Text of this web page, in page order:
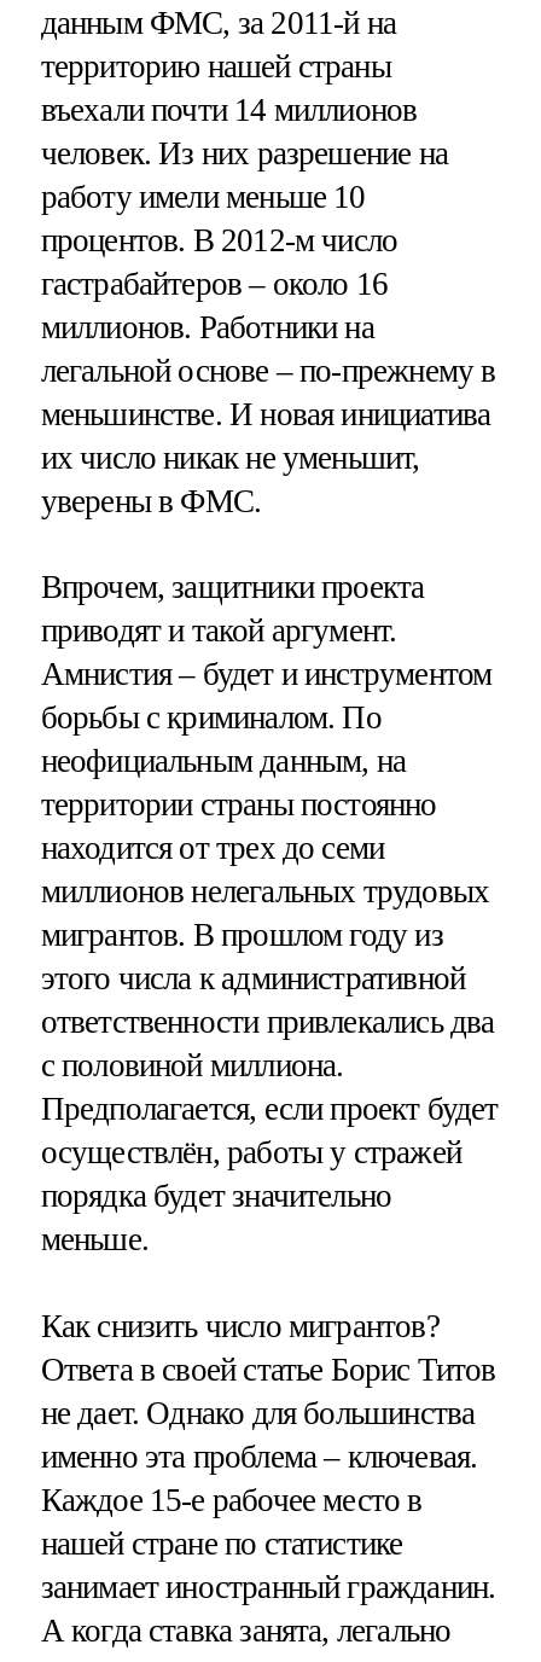
данным ФМС, за 2011-й на
территорию нашей страны
въехали почти 14 миллионов
человек. Из них разрешение на
работу имели меньше 10
процентов. В 2012-м число
гастрабайтеров – около 16
миллионов. Работники на
легальной основе – по-прежнему в
меньшинстве. И новая инициатива
их число никак не уменьшит,
уверены в ФМС.
Впрочем, защитники проекта
приводят и такой аргумент.
Амнистия – будет и инструментом
борьбы с криминалом. По
неофициальным данным, на
территории страны постоянно
находится от трех до семи
миллионов нелегальных трудовых
мигрантов. В прошлом году из
этого числа к административной
ответственности привлекались два
с половиной миллиона.
Предполагается, если проект будет
осуществлён, работы у стражей
порядка будет значительно
меньше.
Как снизить число мигрантов?
Ответа в своей статье Борис Титов
не дает. Однако для большинства
именно эта проблема – ключевая.
Каждое 15-е рабочее место в
нашей стране по статистике
занимает иностранный гражданин.
А когда ставка занята, легально